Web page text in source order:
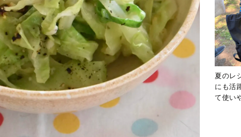
夏のレ
にも活
て使い